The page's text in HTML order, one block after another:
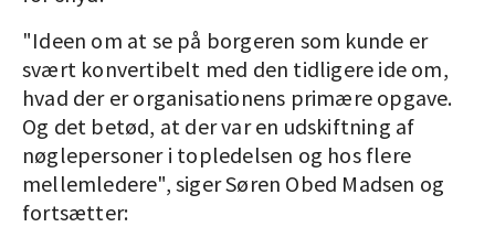
"Ideen om at se på borgeren som kunde er
svært konvertibelt med den tidligere ide om,
hvad der er organisationens primære opgave.
Og det betød, at der var en udskiftning af
nøglepersoner i topledelsen og hos flere
mellemledere", siger Søren Obed Madsen og
fortsætter: